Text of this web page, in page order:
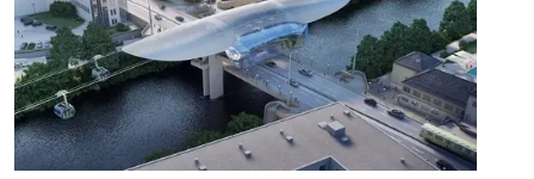
KARRIERE
PROJEKTE